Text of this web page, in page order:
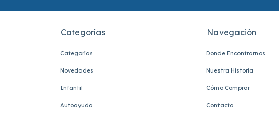
Categorías
Categorías
Novedades
Infantil
Autoayuda
Navegación
Donde Encontrarnos
Nuestra Historia
Cómo Comprar
Contacto